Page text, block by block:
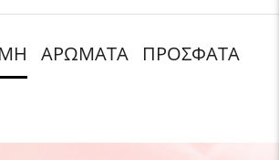
ΑΡΩΜΑΤΑ ΠΡΟΣΦΑΤΑ